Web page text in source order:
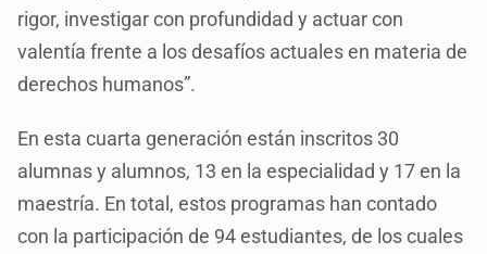
rigor, investigar con profundidad y actuar con
valentía frente a los desafíos actuales en materia de
derechos humanos”.
En esta cuarta generación están inscritos 30
alumnas y alumnos, 13 en la especialidad y 17 en la
maestría. En total, estos programas han contado
con la participación de 94 estudiantes, de los cuales